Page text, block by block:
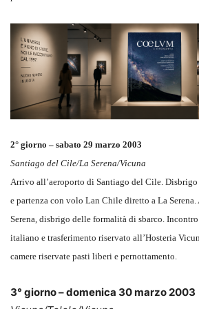
2° giorno – sabato 29 marzo 2003
Santiago del Cile/La Serena/Vicuna
Arrivo all’aeroporto di Santiago del Cile.
e partenza con volo Lan Chile diretto a La
Serena, disbrigo delle formalità di sbarco.
italiano e trasferimento riservato all’Hosteria
camere riservate pasti liberi e pernottamento.
3° giorno – domenica 30 marzo 2003